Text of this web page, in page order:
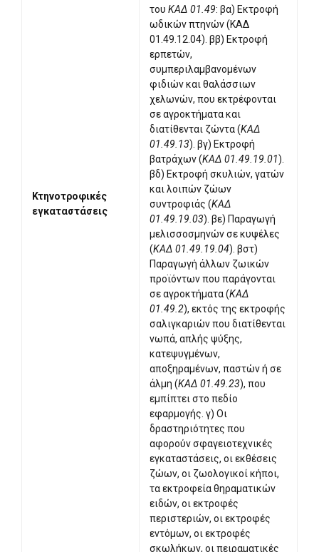
Κτηνοτροφικές
εγκαταστάσεις
του ΚΑΔ 01.49: βα) Εκτροφή
ωδικών πτηνών (ΚΑΔ
01.49.12.04). ββ) Εκτροφή
ερπετών,
συμπεριλαμβανομένων
φιδιών και θαλάσσιων
χελωνών, που εκτρέφονται
σε αγροκτήματα και
διατίθενται ζώντα (ΚΑΔ
01.49.13). βγ) Εκτροφή
βατράχων (ΚΑΔ 01.49.19.01).
βδ) Εκτροφή σκυλιών, γατών
και λοιπών ζώων
συντροφιάς (ΚΑΔ
01.49.19.03). βε) Παραγωγή
μελισσοσμηνών σε κυψέλες
(ΚΑΔ 01.49.19.04). βστ)
Παραγωγή άλλων ζωικών
προϊόντων που παράγονται
σε αγροκτήματα (ΚΑΔ
01.49.2), εκτός της εκτροφής
σαλιγκαριών που διατίθενται
νωπά, απλής ψύξης,
κατεψυγμένων,
αποξηραμένων, παστών ή σε
άλμη (ΚΑΔ 01.49.23), που
εμπίπτει στο πεδίο
εφαρμογής. γ) Οι
δραστηριότητες που
αφορούν σφαγειοτεχνικές
εγκαταστάσεις, οι εκθέσεις
ζώων, οι ζωολογικοί κήποι,
τα εκτροφεία θηραματικών
ειδών, οι εκτροφές
περιστεριών, οι εκτροφές
εντόμων, οι εκτροφές
σκωλήκων, οι πειραματικές